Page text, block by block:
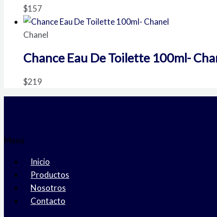
$157
Chanel
Chance Eau De Toilette 100ml-
$219
Menú
Inicio
Productos
Nosotros
Contacto